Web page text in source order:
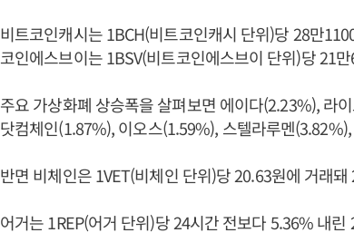
비트코인캐시는 1BCH(비트코인캐시 단위)당 28만
코인에스브이는 1BSV(비트코인에스브이 단위)당 21
주요 가상화폐 상승폭을 살펴보면 에이다(2.23%), 라
닷컴체인(1.87%), 이오스(1.59%), 스텔라루멘
반면 비체인은 1VET(비체인 단위)당 20.63원에 거래
어거는 1REP(어거 단위)당 24시간 전보다 5.36% 내